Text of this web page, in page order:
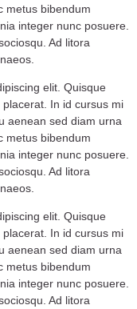
metus bibendum
integer nunc posuere.
Ad litora
elit. Quisque
In id cursus mi
aenean sed diam urna
metus bibendum
integer nunc posuere.
Ad litora
elit. Quisque
In id cursus mi
aenean sed diam urna
metus bibendum
integer nunc posuere.
Ad litora